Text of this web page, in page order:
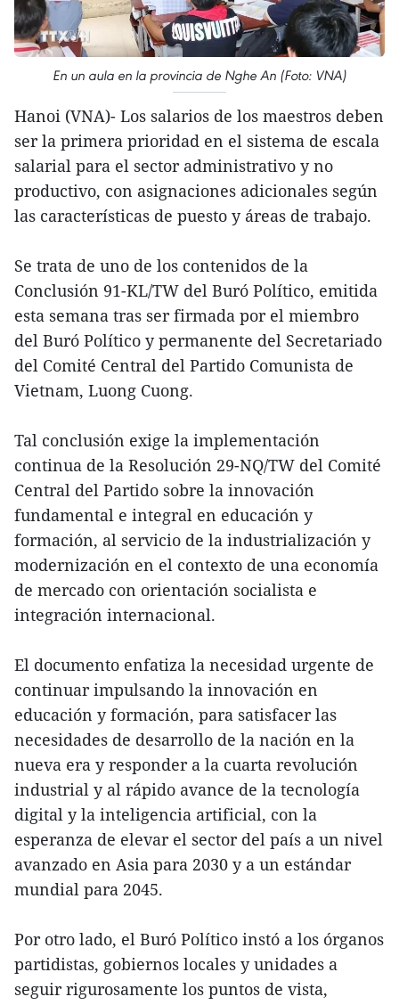
En un aula en la provincia de Nghe An (Foto: VNA)
Hanoi (VNA)- Los salarios de los maestros deben
ser la primera prioridad en el sistema de escala
salarial para el sector administrativo y no
productivo, con asignaciones adicionales según
las características de puesto y áreas de trabajo.
Se trata de uno de los contenidos de la
Conclusión 91-KL/TW del Buró Político, emitida
esta semana tras ser firmada por el miembro
del Buró Político y permanente del Secretariado
del Comité Central del Partido Comunista de
Vietnam, Luong Cuong.
Tal conclusión exige la implementación
continua de la Resolución 29-NQ/TW del Comité
Central del Partido sobre la innovación
fundamental e integral en educación y
formación, al servicio de la industrialización y
modernización en el contexto de una economía
de mercado con orientación socialista e
integración internacional.
El documento enfatiza la necesidad urgente de
continuar impulsando la innovación en
educación y formación, para satisfacer las
necesidades de desarrollo de la nación en la
nueva era y responder a la cuarta revolución
industrial y al rápido avance de la tecnología
digital y la inteligencia artificial, con la
esperanza de elevar el sector del país a un nivel
avanzado en Asia para 2030 y a un estándar
mundial para 2045.
Por otro lado, el Buró Político instó a los órganos
partidistas, gobiernos locales y unidades a
seguir rigurosamente los puntos de vista,